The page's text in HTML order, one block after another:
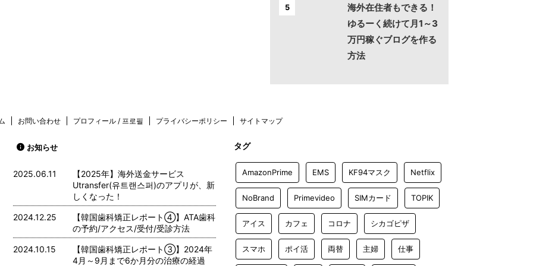
5
海外在住者もできる！
ゆるーく続けて月1～3
万円稼ぐブログを作る
方法
お問い合わせ プロフィール / 프로필 プライバシーポリシー サイトマップ
お知らせ
2025.06.11
【2025年】海外送金サービス
Utransfer(유트랜스퍼)のアプリが、新
しくなった！
2024.12.25
【韓国歯科矯正レポート➃】ATA歯科
の予約/アクセス/受付/受診方法
2024.10.15
【韓国歯科矯正レポート➂】2024年
4月～9月まで6か月分の治療の経過
タグ
AmazonPrime EMS KF94マスク Netflix
NoBrand Primevideo SIMカード TOPIK
アイス カフェ コロナ シカゴピザ
スマホ ポイ活 両替 主婦 仕事